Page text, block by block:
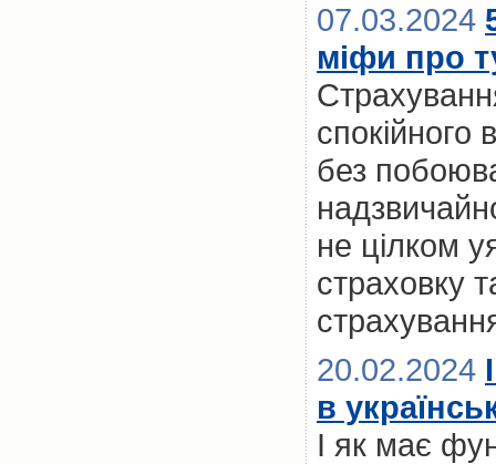
07.03.2024
міфи про
спокійного
без
не цілком
страховку
20.02.2024
в
І як має